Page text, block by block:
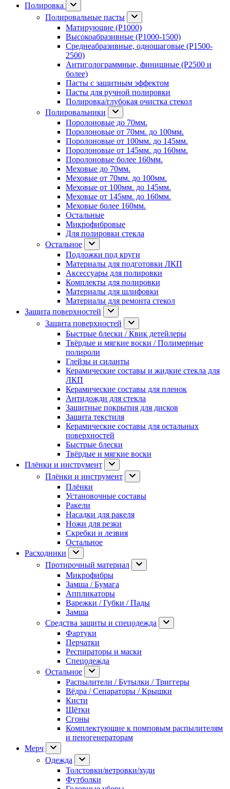
Полировка
Полировальные пасты
Матирующие (P1000)
Высокоабразивные (P1000-1500)
Среднеабразивные, одношаговые (P1500-
2500)
Антиголограммные, финишные (P2500 и
более)
Пасты с защитным эффектом
Пасты для ручной полировки
Полировка/глубокая очистка стекол
Полировальники
Поролоновые до 70мм.
Поролоновые от 70мм. до 100мм.
Поролоновые от 100мм. до 145мм.
Поролоновые от 145мм. до 160мм.
Поролоновые более 160мм.
Меховые до 70мм.
Меховые от 70мм. до 100мм.
Меховые от 100мм. до 145мм.
Меховые от 145мм. до 160мм.
Меховые более 160мм.
Остальные
Микрофибровые
Для полировки стекла
Остальное
Подложки под круги
Материалы для подготовки ЛКП
Аксессуары для полировки
Комплекты для полировки
Материалы для шлифовки
Материалы для ремонта стекол
Защита поверхностей
Защита поверхностей
Быстрые блески / Квик детейлеры
Твёрдые и мягкие воски / Полимерные
полироли
Глейзы и силанты
Керамические составы и жидкие стекла для
ЛКП
Керамические составы для пленок
Антидожди для стекла
Защитные покрытия для дисков
Защита текстиля
Керамические составы для остальных
поверхностей
Быстрые блески
Твёрдые и мягкие воски
Плёнки и инструмент
Плёнки и инструмент
Плёнки
Установочные составы
Ракели
Насадки для ракеля
Ножи для резки
Скребки и лезвия
Остальное
Расходники
Протирочный материал
Микрофибры
Замша / Бумага
Аппликаторы
Варежки / Губки / Пады
Замша
Средства защиты и спецодежда
Фартуки
Перчатки
Респираторы и маски
Спецодежда
Остальное
Распылители / Бутылки / Триггеры
Вёдра / Сепараторы / Крышки
Кисти
Щётки
Сгоны
Комплектующие к помповым распылителям
и пеногенераторам
Мерч
Одежда
Толстовки/ветровки/худи
Футболки